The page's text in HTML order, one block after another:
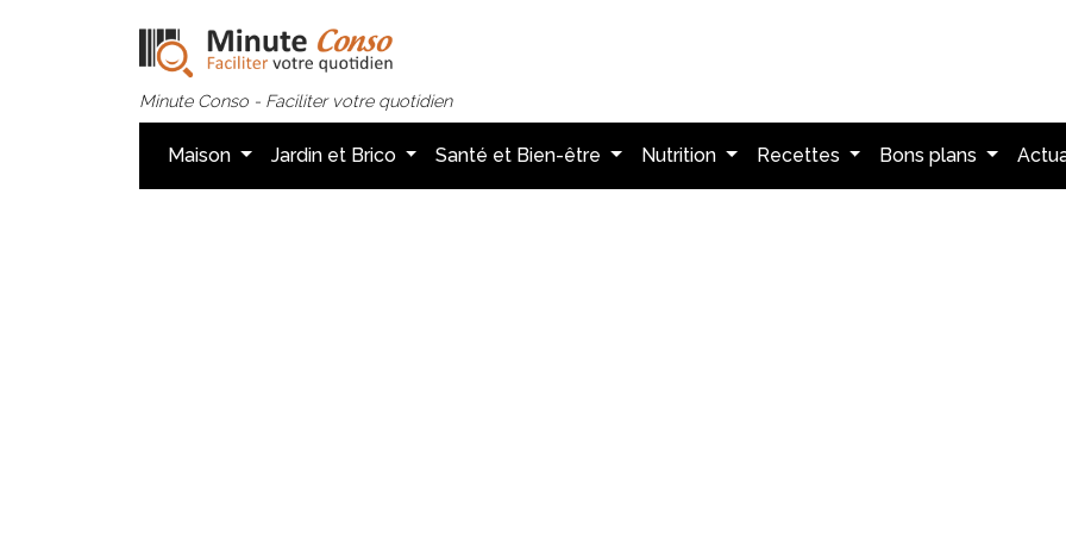
Minute Conso - Faciliter votre quotidien
Maison Jardin et Brico Santé et Bien-être Nutrition Recettes Bons plans